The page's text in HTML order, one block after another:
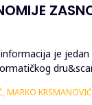
je jedan
MARKO KRSMANOVIĆ